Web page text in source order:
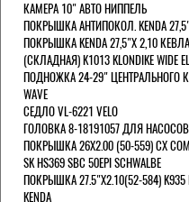
КАМЕРА 10" АВТО НИППЕЛЬ
ПОКРЫШКА АНТИПОКОЛ. KENDA
ПОКРЫШКА KENDA 27,5"Х 2,10
(СКЛАДНАЯ) K1013 KLONDIKE WIDE
ПОДНОЖКА 24-29" ЦЕНТРАЛЬНОГО
WAVE
СЕДЛО VL-6221 VELO
ГОЛОВКА 8-18191057 ДЛЯ НАСОСОВ
ПОКРЫШКА 26X2.00 (50-559) CX
SK HS369 SBC 50EPI SCHWALBE
ПОКРЫШКА 27.5"Х2.10(52-584) K935
KENDA